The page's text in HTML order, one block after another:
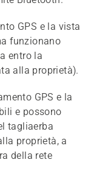
GPS e la vista
funzionano
entro la
alla proprietà).
GPS e la
e possono
tagliaerba
proprietà, a
della rete